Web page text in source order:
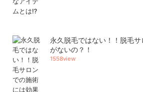
永久脱毛ではない！！脱毛
がないの？！
1558view